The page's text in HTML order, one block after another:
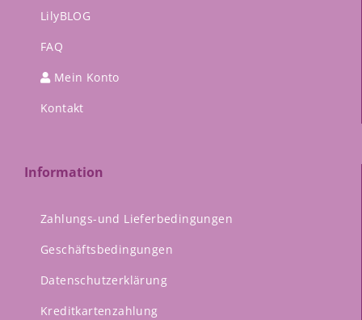
LilyBLOG
FAQ
Mein Konto
Kontakt
Information
Zahlungs-und Lieferbedingungen
Geschäftsbedingungen
Datenschutzerklärung
Kreditkartenzahlung